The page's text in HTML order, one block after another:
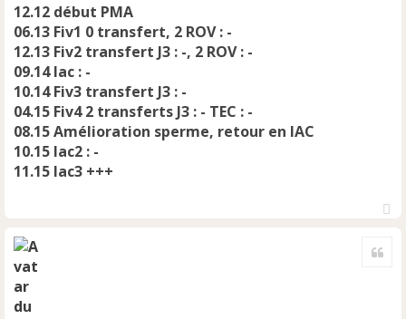
12.12 début PMA
06.13 Fiv1 0 transfert, 2 ROV : -
12.13 Fiv2 transfert J3 : -, 2 ROV : -
09.14 Iac : -
10.14 Fiv3 transfert J3 : -
04.15 Fiv4 2 transferts J3 : - TEC : -
08.15 Amélioration sperme, retour en IAC
10.15 Iac2 : -
11.15 Iac3 +++